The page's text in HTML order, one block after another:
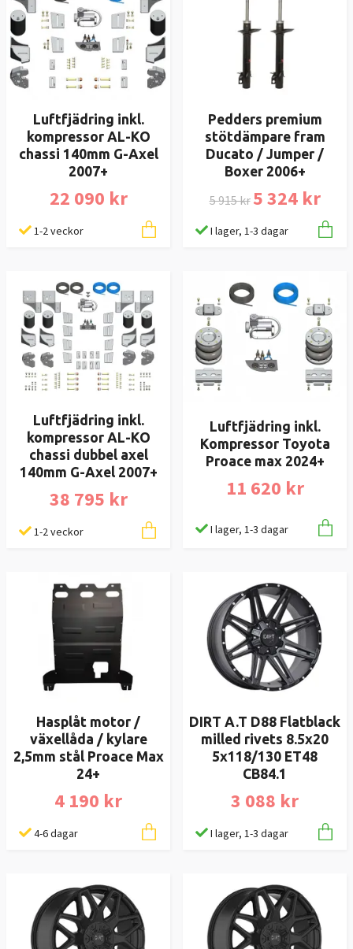
Luftfjädring inkl.
kompressor AL-KO
chassi 140mm G-Axel
2007+
22 090 kr
1-2 veckor
Pedders premium
stötdämpare fram
Ducato / Jumper /
Boxer 2006+
5 915 kr 5 324 kr
I lager, 1-3 dagar
Luftfjädring inkl.
kompressor AL-KO
chassi dubbel axel
140mm G-Axel 2007+
38 795 kr
1-2 veckor
Luftfjädring inkl.
Kompressor Toyota
Proace max 2024+
11 620 kr
I lager, 1-3 dagar
Hasplåt motor /
växellåda / kylare
2,5mm stål Proace Max
24+
4 190 kr
4-6 dagar
DIRT A.T D88 Flatblack
milled rivets 8.5x20
5x118/130 ET48
CB84.1
3 088 kr
I lager, 1-3 dagar